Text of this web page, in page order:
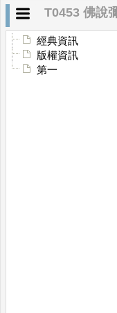
T0453 佛說
經典資訊
版權資訊
第一